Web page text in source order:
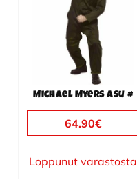
Michael Myers asu #
64.90€
Loppunut varastosta